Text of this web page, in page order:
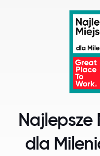
Najlepsze
dla